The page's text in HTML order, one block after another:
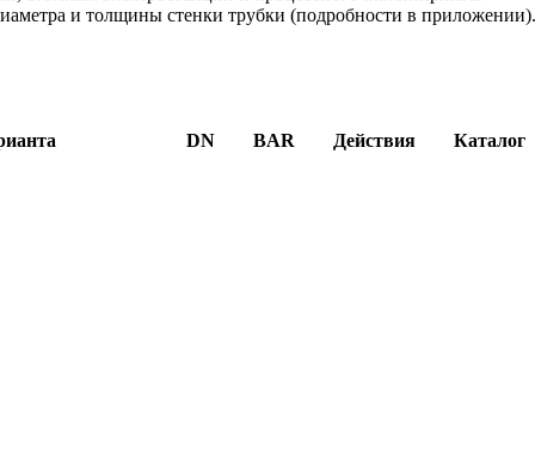
и толщины стенки трубки (подробности в
DN BAR Действия Каталог